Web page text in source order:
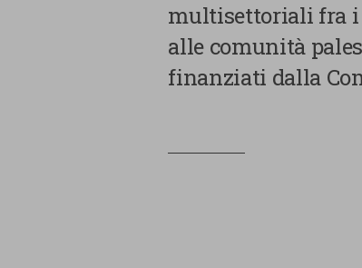
multisettoriali fra i
alle comunità
finanziati dalla